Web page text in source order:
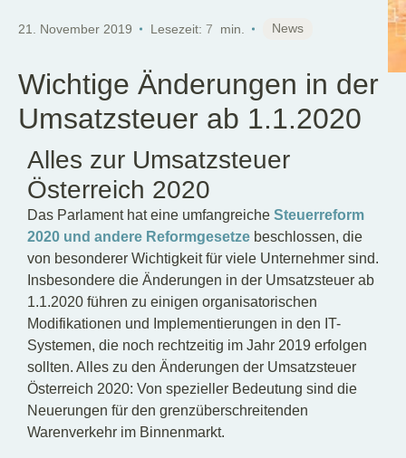
21. November 2019 Lesezeit: 7 min. News
Wichtige Änderungen in der
Umsatzsteuer ab 1.1.2020
Alles zur Umsatzsteuer
Österreich 2020
Das Parlament hat eine umfangreiche Steuerreform
2020 und andere Reformgesetze beschlossen, die
von besonderer Wichtigkeit für viele Unternehmer sind.
Insbesondere die Änderungen in der Umsatzsteuer ab
1.1.2020 führen zu einigen organisatorischen
Modifikationen und Implementierungen in den IT-
Systemen, die noch rechtzeitig im Jahr 2019 erfolgen
sollten. Alles zu den Änderungen der Umsatzsteuer
Österreich 2020: Von spezieller Bedeutung sind die
Neuerungen für den grenzüberschreitenden
Warenverkehr im Binnenmarkt.